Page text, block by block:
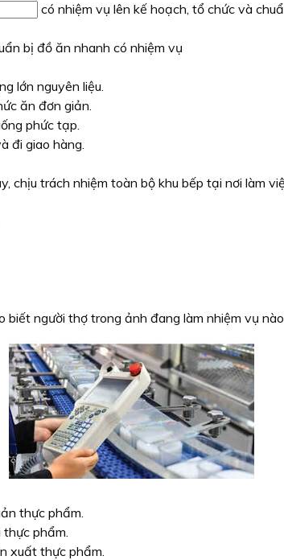
có nhiệm vụ lên kế hoạch, tổ chức và
bị đồ ăn nhanh có nhiệm vụ
lớn nguyên liệu.
ăn đơn giản.
phức tạp.
đi giao hàng.
chịu trách nhiệm toàn bộ khu bếp tại nơi làm
biết người thợ trong ảnh đang làm nhiệm vụ
thực phẩm.
thực phẩm.
xuất thực phẩm.